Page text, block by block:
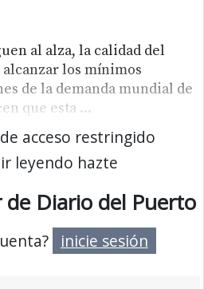
al alza, la calidad del
los mínimos
de la demanda mundial de
que esta ...
acceso restringido
leyendo hazte
de Diario del Puerto
inicie sesión